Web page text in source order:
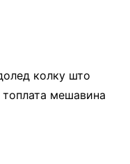
колку што
топлата мешавина